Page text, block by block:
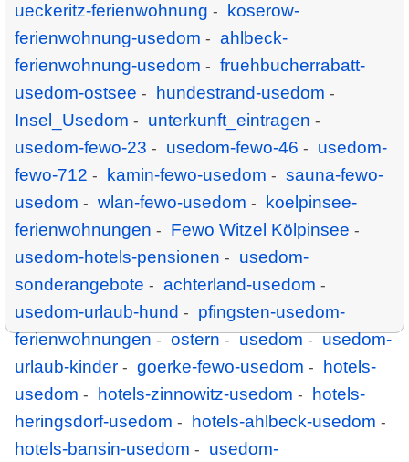
ueckeritz-ferienwohnung -
koserow-
ferienwohnung-usedom - ahlbeck-
ferienwohnung-usedom - fruehbucherrabatt-
usedom-ostsee - hundestrand-usedom -
Insel_Usedom - unterkunft_eintragen -
usedom-fewo-23 - usedom-fewo-46 - usedom-
fewo-712 - kamin-fewo-usedom - sauna-fewo-
usedom - wlan-fewo-usedom -
koelpinsee-
ferienwohnungen - Fewo Witzel Kölpinsee -
usedom-hotels-pensionen - usedom-
sonderangebote - achterland-usedom -
usedom-urlaub-hund - pfingsten-usedom-
ferienwohnungen - ostern - usedom - usedom-
urlaub-kinder - goerke-fewo-usedom -
hotels-
usedom - hotels-zinnowitz-usedom -
hotels-
heringsdorf-usedom - hotels-ahlbeck-usedom -
hotels-bansin-usedom - usedom-